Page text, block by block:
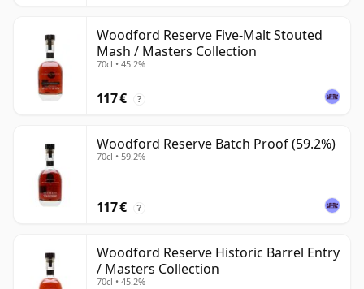
Woodford Reserve Five-Malt Stouted
Mash / Masters Collection
70cl • 45.2%
117 € ?
Woodford Reserve Batch Proof (59.2%)
70cl • 59.2%
117 € ?
Woodford Reserve Historic Barrel Entry
/ Masters Collection
70cl • 45.2%